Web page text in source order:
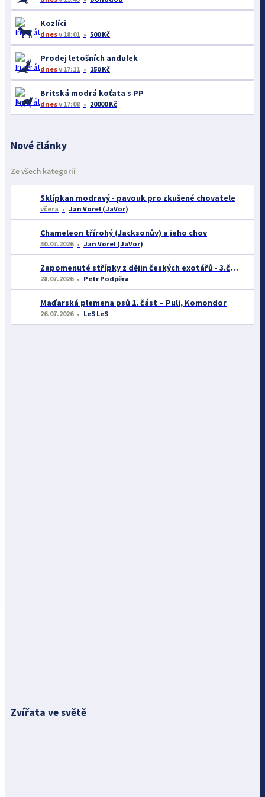
Kozlíci
dnesv 18:01 500 Kč
Prodej letošních andulek
dnesv 17:11 150 Kč
Britská modrá koťata s PP
dnesv 17:08 20000 Kč
Nové články
Ze všech kategorií
Sklípkan modravý - pavouk pro zkušené chovatele
včera Jan Vorel (JaVor)
Chameleon třírohý (Jacksonův) a jeho chov
30.07.2026 Jan Vorel (JaVor)
Zapomenuté střípky z dějin českých exotářů - 3.část
28.07.2026 Petr Podpěra
Maďarská plemena psů 1. část – Puli, Komondor
26.07.2026 LeS LeS
Zvířata ve světě